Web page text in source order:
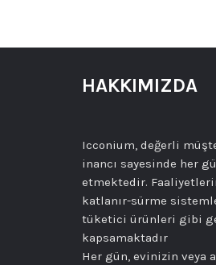
HAKKIMIZDA
Icconium, değerli
inancı sayesinde her
etmektedir.
katlanır-sürme
tüketici ürünleri gibi
kapsamaktadır
Her gün, evinizin veya